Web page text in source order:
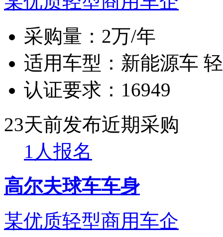
采购量： 2万/年
适用车型： 新能源车
认证要求： 16949
23天前发布近期采购
1人报名
高尔夫球车车身
某优质轻型商用车企